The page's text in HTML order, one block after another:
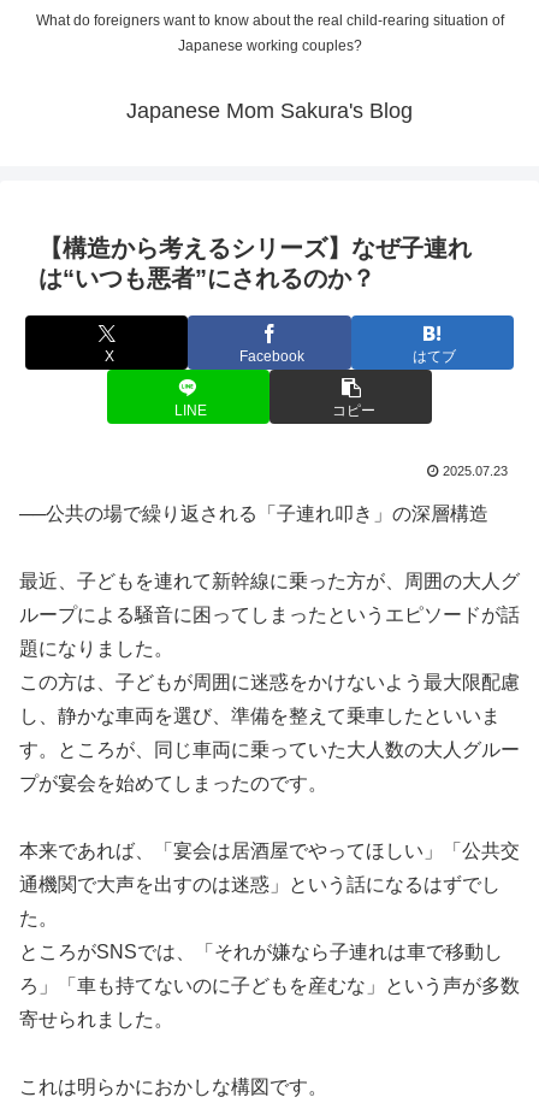
What do foreigners want to know about the real child-rearing situation of
Japanese working couples?
Japanese Mom Sakura's Blog
【構造から考えるシリーズ】なぜ子連れ
は“いつも悪者”にされるのか？
X Facebook はてブ
LINE コピー
2025.07.23
──公共の場で繰り返される「子連れ叩き」の深層構造
最近、子どもを連れて新幹線に乗った方が、周囲の大人グ
ループによる騒音に困ってしまったというエピソードが話
題になりました。
この方は、子どもが周囲に迷惑をかけないよう最大限配慮
し、静かな車両を選び、準備を整えて乗車したといいま
す。ところが、同じ車両に乗っていた大人数の大人グルー
プが宴会を始めてしまったのです。
本来であれば、「宴会は居酒屋でやってほしい」「公共交
通機関で大声を出すのは迷惑」という話になるはずでし
た。
ところがSNSでは、「それが嫌なら子連れは車で移動し
ろ」「車も持てないのに子どもを産むな」という声が多数
寄せられました。
これは明らかにおかしな構図です。